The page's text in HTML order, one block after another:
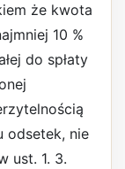
że kwota
10 %
do spłaty
odsetek, nie
ust. 1. 3.